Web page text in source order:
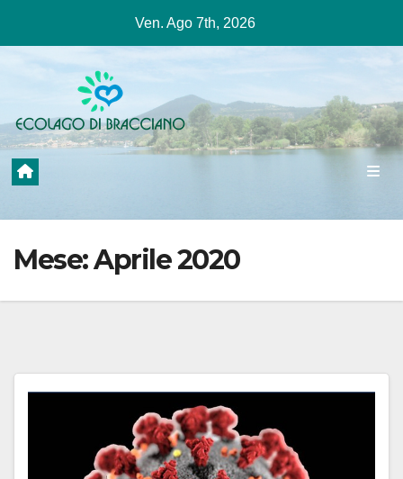
contenuto
Ven. Ago 7th, 2026
Mese:Aprile 2020